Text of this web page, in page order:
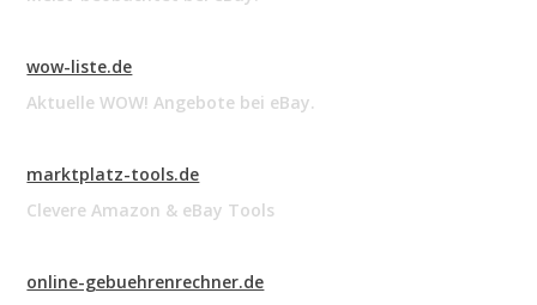
wow-liste.de
Aktuelle WOW! Angebote bei eBay.
marktplatz-tools.de
Clevere Amazon & eBay Tools
online-gebuehrenrechner.de